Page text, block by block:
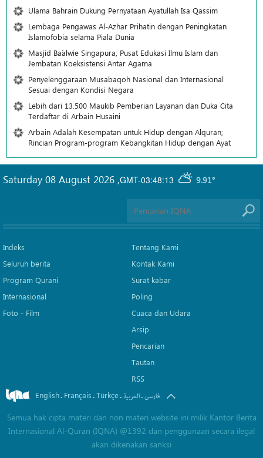
Ulama Bahrain Dukung Pernyataan Ayatullah Isa Qassim
Lembaga Pengawas Al-Azhar Prihatin dengan Peningkatan
Islamofobia selama Piala Dunia
Masjid Ba`alwie Singapura; Pusat Edukasi Ilmu Islam dan
Jembatan Koeksistensi Antar Agama
Penyelenggaraan Musabaqoh Nasional dan Internasional
Sesuai dengan Kondisi Negara
Lebih dari 13.500 Maukib Pemberian Layanan dan Duka Cita
Terdaftar di Arbain Husaini
Arbain Adalah Kesempatan untuk Hidup dengan Alquran;
Rincian Program-program Kebangkitan Hidup dengan Ayat
GMT-03:48:13 9.91°
Saturday 08 August 2026 ,
Indeks
Seluruh berita
Program Qurani
Internasional
Foto - Film
Tentang Kami
Kontak Kami
Surat kabar
Poling
Cuaca dan Udara
Arsip
Pencarian
Tautan
RSS
English. Français.Türkçe. العربیة.فارسی
Semua hak cipta materi dan non materi website ini milik Kantor Berita
Internasional Al-Quran (IQNA) @1392 dan penggunaan secara ilegal
akan dikenakan sanksi